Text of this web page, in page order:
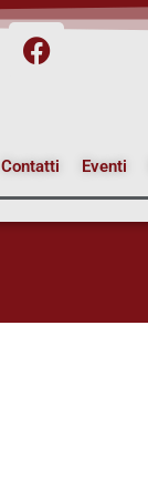
Contatti Eventi